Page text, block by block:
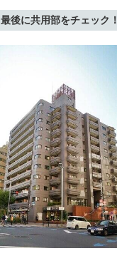
最後に共用部をチェック！